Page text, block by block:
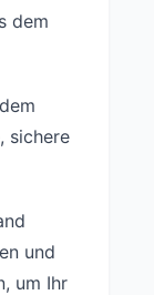
dem
sichere
und
um Ihr